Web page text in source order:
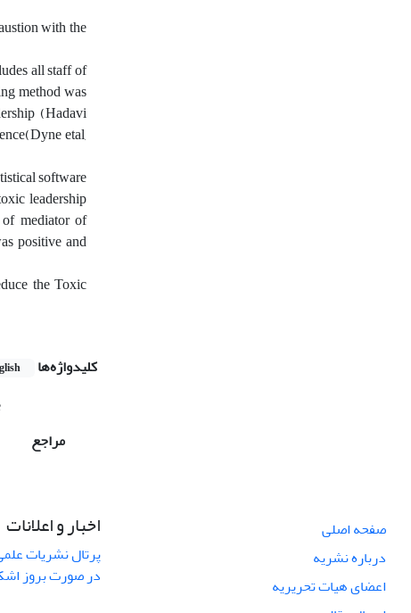
with the
all staff of
method was
(Hadavi
etal,
software
leadership
mediator of
positive and
the Toxic
کلیدواژه‌ها
مراجع
صفحه اصلی
درباره نشریه
اعضای هیات تحریریه
اخبار و اعلانات
پرتال نشریات
در صورت بروز